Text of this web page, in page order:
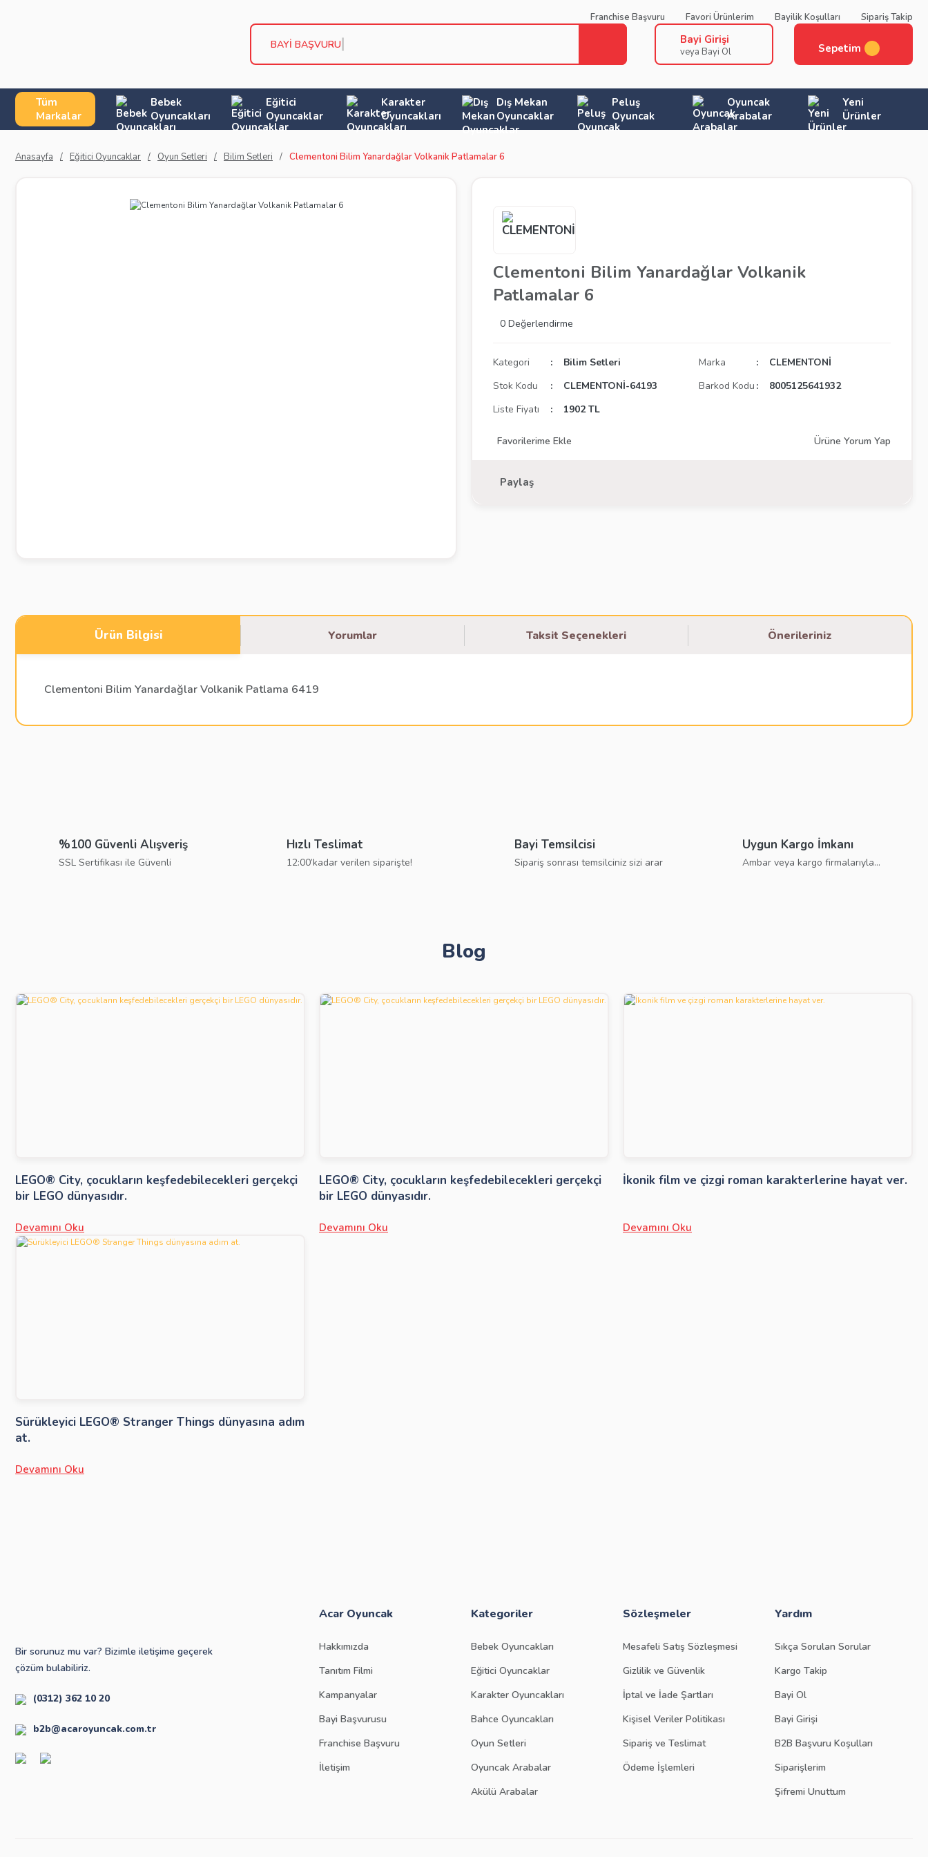
Franchise Başvuru Favori Ürünlerim Bayilik Koşulları Sipariş Takip
BAYİ BAŞVURU KOŞ Bayi Girişi
veya Bayi Ol Sepetim
Tüm
Markalar
Bebek
Oyuncakları
Eğitici
Oyuncaklar
Karakter
Oyuncakları
Dış Mekan
Oyuncaklar
Peluş
Oyuncak
Oyuncak
Arabalar
Yeni
Ürünler
Anasayfa Eğitici Oyuncaklar Oyun Setleri Bilim Setleri Clementoni Bilim Yanardağlar Volkanik Patlamalar 6
Clementoni Bilim Yanardağlar Volkanik
Patlamalar 6
0 Değerlendirme
Kategori Bilim Setleri Marka
CLEMENTONİ
Stok Kodu
CLEMENTONİ-64193 Barkod Kodu
8005125641932
Liste Fiyatı
1902 TL
Ürüne Yorum Yap
Paylaş
Ürün Bilgisi Yorumlar Taksit Seçenekleri Önerileriniz
Clementoni Bilim Yanardağlar Volkanik Patlama 6419
Ürün bilgilerinde hatalar bulunuyor.
%100 Güvenli Alışveriş
SSL Sertifikası ile Güvenli
Hızlı Teslimat
12:00’kadar verilen siparişte!
Bayi Temsilcisi
Sipariş sonrası temsilciniz sizi arar
Uygun Kargo İmkanı
Ambar veya kargo firmalarıyla...
Blog
LEGO® City, çocukların keşfedebilecekleri gerçekçi
bir LEGO dünyasıdır.
Devamını Oku
LEGO® City, çocukların keşfedebilecekleri gerçekçi
bir LEGO dünyasıdır.
Devamını Oku
İkonik film ve çizgi roman karakterlerine hayat ver.
Devamını Oku
Sürükleyici LEGO® Stranger Things dünyasına adım
at.
Devamını Oku
Bir sorunuz mu var? Bizimle iletişime geçerek
çözüm bulabiliriz.
(0312) 362 10 20
b2b@acaroyuncak.com.tr
Acar Oyuncak
Hakkımızda
Tanıtım Filmi
Kampanyalar
Bayi Başvurusu
Franchise Başvuru
İletişim
Kategoriler
Bebek Oyuncakları
Eğitici Oyuncaklar
Karakter Oyuncakları
Bahce Oyuncakları
Oyun Setleri
Oyuncak Arabalar
Akülü Arabalar
Sözleşmeler
Mesafeli Satış Sözleşmesi
Gizlilik ve Güvenlik
İptal ve İade Şartları
Kişisel Veriler Politikası
Sipariş ve Teslimat
Ödeme İşlemleri
Yardım
Sıkça Sorulan Sorular
Kargo Takip
Bayi Ol
Bayi Girişi
B2B Başvuru Koşulları
Siparişlerim
Şifremi Unuttum